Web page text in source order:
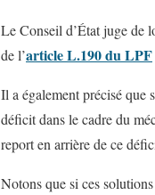
Le Conseil d’État juge de
de l’article L.190 du LPF
Il a également précisé que
déficit dans le cadre du
report en arrière de ce
Notons que si ces